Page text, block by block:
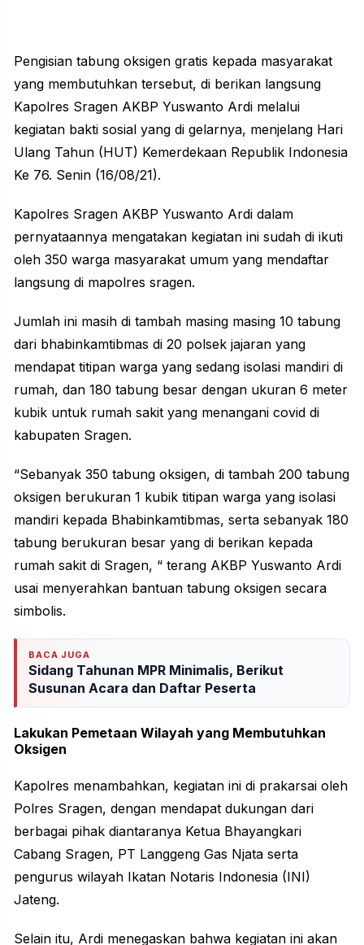
Pengisian tabung oksigen gratis kepada masyarakat
yang membutuhkan tersebut, di berikan langsung
Kapolres Sragen AKBP Yuswanto Ardi melalui
kegiatan bakti sosial yang di gelarnya, menjelang Hari
Ulang Tahun (HUT) Kemerdekaan Republik Indonesia
Ke 76. Senin (16/08/21).
Kapolres Sragen AKBP Yuswanto Ardi dalam
pernyataannya mengatakan kegiatan ini sudah di ikuti
oleh 350 warga masyarakat umum yang mendaftar
langsung di mapolres sragen.
Jumlah ini masih di tambah masing masing 10 tabung
dari bhabinkamtibmas di 20 polsek jajaran yang
mendapat titipan warga yang sedang isolasi mandiri di
rumah, dan 180 tabung besar dengan ukuran 6 meter
kubik untuk rumah sakit yang menangani covid di
kabupaten Sragen.
“Sebanyak 350 tabung oksigen, di tambah 200 tabung
oksigen berukuran 1 kubik titipan warga yang isolasi
mandiri kepada Bhabinkamtibmas, serta sebanyak 180
tabung berukuran besar yang di berikan kepada
rumah sakit di Sragen, “ terang AKBP Yuswanto Ardi
usai menyerahkan bantuan tabung oksigen secara
simbolis.
BACA JUGA
Sidang Tahunan MPR Minimalis, Berikut
Susunan Acara dan Daftar Peserta
Lakukan Pemetaan Wilayah yang Membutuhkan
Oksigen
Kapolres menambahkan, kegiatan ini di prakarsai oleh
Polres Sragen, dengan mendapat dukungan dari
berbagai pihak diantaranya Ketua Bhayangkari
Cabang Sragen, PT Langgeng Gas Njata serta
pengurus wilayah Ikatan Notaris Indonesia (INI)
Jateng.
Selain itu, Ardi menegaskan bahwa kegiatan ini akan